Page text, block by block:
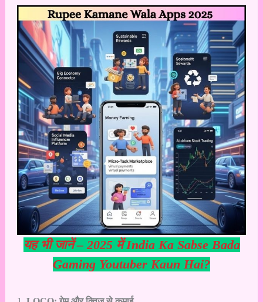
यह भी जानें – 2025 में India Ka Sabse Bada
Gaming Youtuber Kaun Hai?